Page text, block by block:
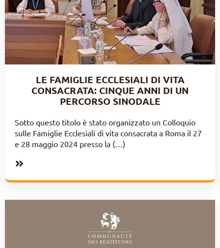
LE FAMIGLIE ECCLESIALI DI VITA
CONSACRATA: CINQUE ANNI DI UN
PERCORSO SINODALE
Sotto questo titolo è stato organizzato un Colloquio
sulle Famiglie Ecclesiali di vita consacrata a Roma il 27
e 28 maggio 2024 presso la (…)